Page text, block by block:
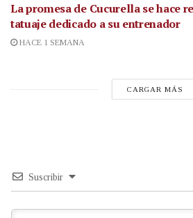
La promesa de Cucurella se hace
tatuaje dedicado a su entrenador
HACE 1 SEMANA
CARGAR MÁS
Suscribir